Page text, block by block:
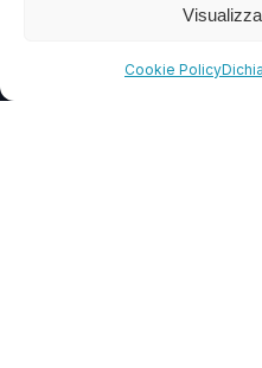
Cookie Policy